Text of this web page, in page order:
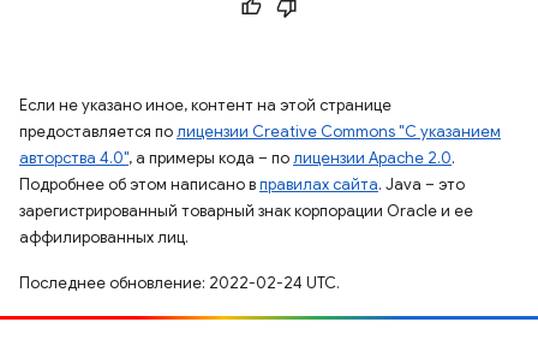
Если не указано иное, контент на этой странице
предоставляется полицензии Creative Commons "С указанием
авторства 4.0", а примеры кода – полицензии Apache 2.0.
Подробнее об этом написано вправилах сайта. Java – это
зарегистрированный товарный знак корпорации Oracle и ее
аффилированных лиц.
Последнее обновление: 2022-02-24 UTC.